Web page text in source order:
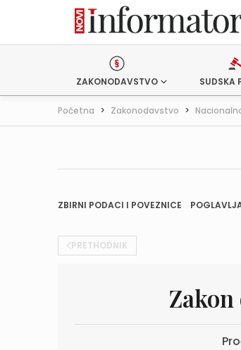
ZAKONODAVSTVO SUDSKA
Početna > Zakonodavstvo >
ZBIRNI PODACI I POVEZNICE
PRETHODNIK